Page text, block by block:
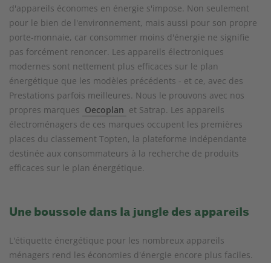
d'appareils économes en énergie s'impose. Non seulement
pour le bien de l'environnement, mais aussi pour son propre
porte-monnaie, car consommer moins d'énergie ne signifie
pas forcément renoncer. Les appareils électroniques
modernes sont nettement plus efficaces sur le plan
énergétique que les modèles précédents - et ce, avec des
Prestations parfois meilleures. Nous le prouvons avec nos
propres marques Oecoplan et Satrap. Les appareils
électroménagers de ces marques occupent les premières
places du classement Topten, la plateforme indépendante
destinée aux consommateurs à la recherche de produits
efficaces sur le plan énergétique.
Une boussole dans la jungle des appareils
L'étiquette énergétique pour les nombreux appareils
ménagers rend les économies d'énergie encore plus faciles.